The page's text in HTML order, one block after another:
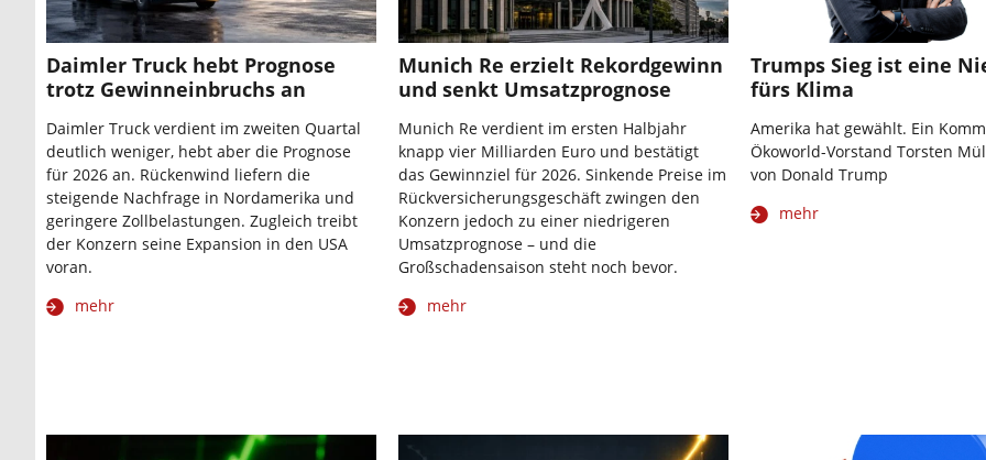
Daimler Truck hebt Prognose
trotz Gewinneinbruchs an
Daimler Truck verdient im zweiten Quartal
deutlich weniger, hebt aber die Prognose
für 2026 an. Rückenwind liefern die
steigende Nachfrage in Nordamerika und
geringere Zollbelastungen. Zugleich treibt
der Konzern seine Expansion in den USA
voran.
mehr
Munich Re erzielt Rekordgewinn
und senkt Umsatzprognose
Munich Re verdient im ersten Halbjahr
knapp vier Milliarden Euro und bestätigt
das Gewinnziel für 2026. Sinkende Preise im
Rückversicherungsgeschäft zwingen den
Konzern jedoch zu einer niedrigeren
Umsatzprognose – und die
Großschadensaison steht noch bevor.
mehr
Trumps Sieg ist eine
fürs Klima
Amerika hat gewählt. Ein
Ökoworld-Vorstand Torsten
von Donald Trump
mehr